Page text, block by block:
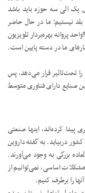
یک الی سه حوزه باید باشد
را بلد نیستیم؛ ما در حال حاضر
۲۶‌اولویت برای اقتصاد خود انتخاب کرده‌ایم. مثلا ۴۳‌واحد پروانه بهره‌بردار تلویزیون
در موبایل داریم. ۹۳‌درصد کارهای ما در دسته پایین است.
تحت‌تاثیر قرار می‌دهد، پس
صنایع دارای فناوری متوسط
پیدا کرده‌اند، اینها صنعتی
دربیاید. به گفته داروین
بزرگی به وجود می‌آورند.
اساسی، نمی‌توانیم از
را برطرف کنیم.